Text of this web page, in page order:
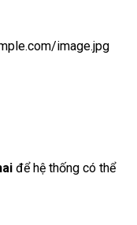
image.jpg
để hệ thống có thể